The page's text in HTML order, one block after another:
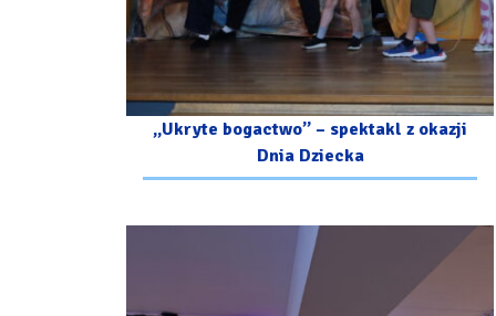
„Ukryte bogactwo” – spektakl z okazji
Dnia Dziecka